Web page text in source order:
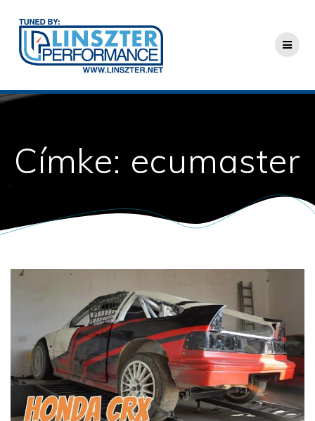
content
Címke: ecumaster